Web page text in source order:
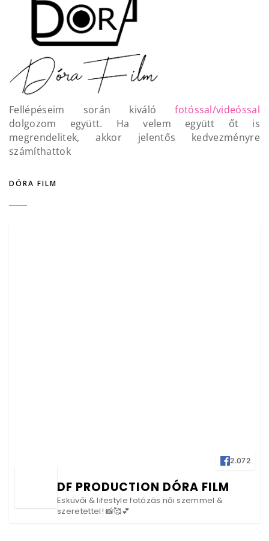
Fellépéseim során kiválófotóssal/videóssal
dolgozom együtt. Ha velem együtt őt is
megrendelitek, akkor jelentős kedvezményre
számíthattok
DÓRA FILM
2.072
DF PRODUCTION DÓRA FILM
Esküvői & lifestyle fotózás női szemmel &
szeretettel! 📸🥰💕